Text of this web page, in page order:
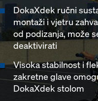
DokaXdek ručni
montaži i vjetru
od podizanja, može
deaktivirati
Visoka stabilnost i
zakretne glave
DokaXdek stolom